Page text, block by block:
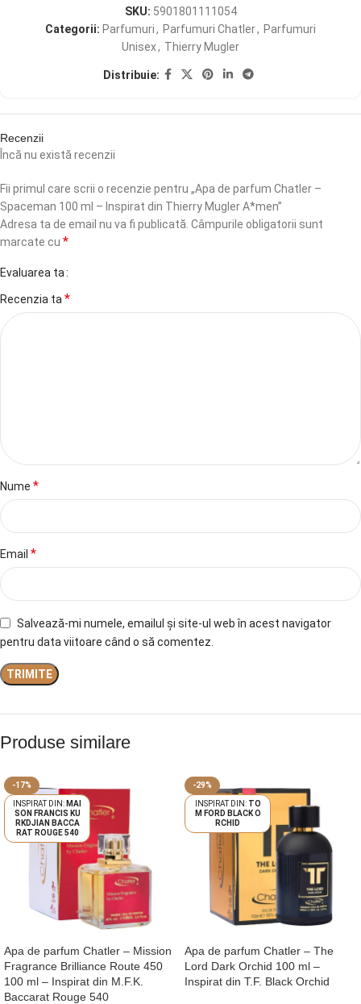
SKU: 5901801111054
Categorii: Parfumuri, Parfumuri Chatler, Parfumuri
Unisex, Thierry Mugler
Distribuie:
Recenzii
Încă nu există recenzii
Fii primul care scrii o recenzie pentru „Apa de parfum Chatler –
Spaceman 100 ml – Inspirat din Thierry Mugler A*men”
Adresa ta de email nu va fi publicată. Câmpurile obligatorii sunt
marcate cu *
Evaluarea ta
Recenzia ta*
Nume *
Email *
Salvează-mi numele, emailul și site-ul web în acest navigator
pentru data viitoare când o să comentez.
Produse similare
-17%
MAI
SON FRANCIS KU
RKDJIAN BACCA
RAT ROUGE 540
Apa de parfum Chatler – Mission
Fragrance Brilliance Route 450
100 ml – Inspirat din M.F.K.
Baccarat Rouge 540
-29%
TO
M FORD BLACK O
RCHID
Apa de parfum Chatler – The
Lord Dark Orchid 100 ml –
Inspirat din T.F. Black Orchid